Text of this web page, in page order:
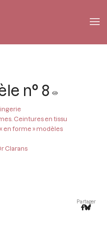
n° 8
Ceintures en tissu
en forme » modèles
Clarans
Partager